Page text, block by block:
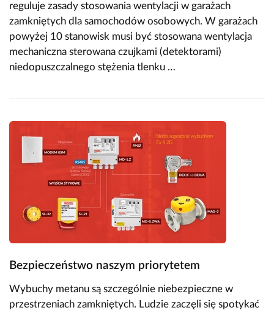
reguluje zasady stosowania wentylacji w garażach
zamkniętych dla samochodów osobowych. W garażach
powyżej 10 stanowisk musi być stosowana wentylacja
mechaniczna sterowana czujkami (detektorami)
niedopuszczalnego stężenia tlenku …
Bezpieczeństwo naszym priorytetem
Wybuchy metanu są szczególnie niebezpieczne w
przestrzeniach zamkniętych. Ludzie zaczęli się spotykać